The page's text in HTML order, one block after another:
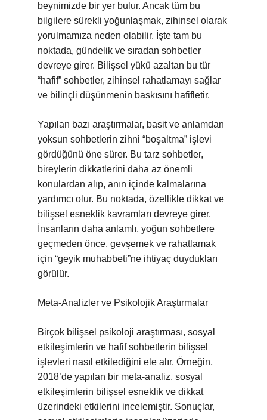
beynimizde bir yer bulur. Ancak tüm bu
bilgilere sürekli yoğunlaşmak, zihinsel olarak
yorulmamıza neden olabilir. İşte tam bu
noktada, gündelik ve sıradan sohbetler
devreye girer. Bilişsel yükü azaltan bu tür
“hafif” sohbetler, zihinsel rahatlamayı sağlar
ve bilinçli düşünmenin baskısını hafifletir.
Yapılan bazı araştırmalar, basit ve anlamdan
yoksun sohbetlerin zihni “boşaltma” işlevi
gördüğünü öne sürer. Bu tarz sohbetler,
bireylerin dikkatlerini daha az önemli
konulardan alıp, anın içinde kalmalarına
yardımcı olur. Bu noktada, özellikle dikkat ve
bilişsel esneklik kavramları devreye girer.
İnsanların daha anlamlı, yoğun sohbetlere
geçmeden önce, gevşemek ve rahatlamak
için “geyik muhabbeti”ne ihtiyaç duydukları
görülür.
Meta-Analizler ve Psikolojik Araştırmalar
Birçok bilişsel psikoloji araştırması, sosyal
etkileşimlerin ve hafif sohbetlerin bilişsel
işlevleri nasıl etkilediğini ele alır. Örneğin,
2018’de yapılan bir meta-analiz, sosyal
etkileşimlerin bilişsel esneklik ve dikkat
üzerindeki etkilerini incelemiştir. Sonuçlar,